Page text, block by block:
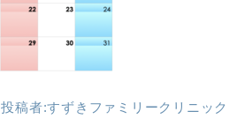
投稿者:すずきファミリークリニック